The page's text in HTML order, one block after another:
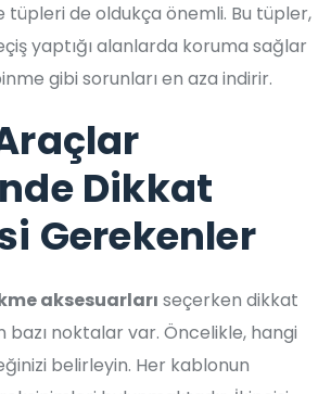
tüpleri de oldukça önemli. Bu tüpler,
yaptığı alanlarda koruma sağlar
gibi sorunları en aza indirir.
Dikkat
Gerekenler
aksesuarları seçerken dikkat
noktalar var. Öncelikle, hangi
belirleyin. Her kablonun